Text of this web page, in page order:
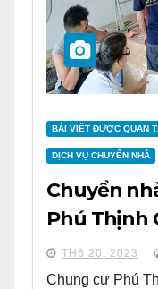
BÀI VIẾT ĐƯỢC QUAN
DỊCH VỤ CHUYỂN NHÀ
Chuyển
Phú Thịnh
TH6 20, 2023
Chung cư Phú